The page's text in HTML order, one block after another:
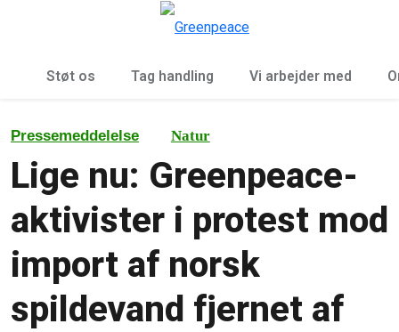
Støt os Tag handling Vi arbejder med
Pressemeddelelse Natur
Lige nu: Greenpeace-
aktivister i protest mod
import af norsk
spildevand fjernet af